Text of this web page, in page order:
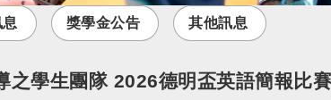
獎學金公告 其他訊息
學生團隊 2026德明盃英語簡報比